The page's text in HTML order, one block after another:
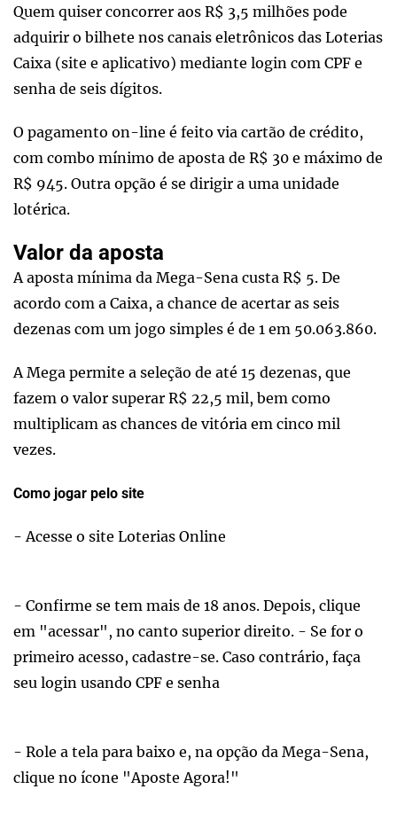
Quem quiser concorrer aos R$ 3,5 milhões pode
adquirir o bilhete nos canais eletrônicos das Loterias
Caixa (site e aplicativo) mediante login com CPF e
senha de seis dígitos.
O pagamento on-line é feito via cartão de crédito,
com combo mínimo de aposta de R$ 30 e máximo de
R$ 945. Outra opção é se dirigir a uma unidade
lotérica.
Valor da aposta
A aposta mínima da Mega-Sena custa R$ 5. De
acordo com a Caixa, a chance de acertar as seis
dezenas com um jogo simples é de 1 em 50.063.860.
A Mega permite a seleção de até 15 dezenas, que
fazem o valor superar R$ 22,5 mil, bem como
multiplicam as chances de vitória em cinco mil
vezes.
Como jogar pelo site
- Acesse o site Loterias Online
- Confirme se tem mais de 18 anos. Depois, clique
em "acessar", no canto superior direito. - Se for o
primeiro acesso, cadastre-se. Caso contrário, faça
seu login usando CPF e senha
- Role a tela para baixo e, na opção da Mega-Sena,
clique no ícone "Aposte Agora!"